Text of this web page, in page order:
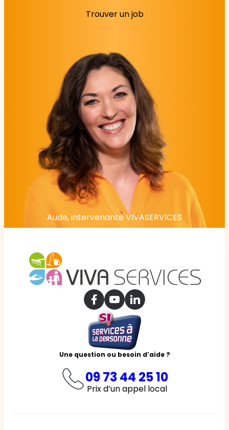
Trouver un job
Aude, intervenante VIVASERVICES
Une question ou besoin d’aide ?
09 73 44 25 10
Prix d’un appel local